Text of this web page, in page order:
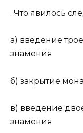
. Что явилось
а) введение
знамения
б) закрытие
в) введение
знамения